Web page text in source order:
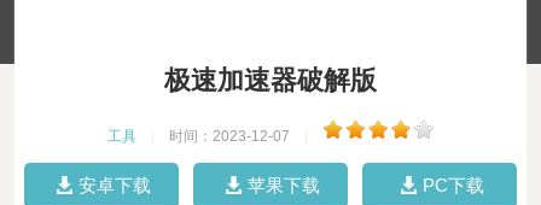
极速加速器破解版
工具 时间：2023-12-07
安卓下载 苹果下载 PC下载